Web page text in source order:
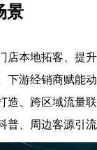
景
店本地拓客、提
下游经销商赋能
造、跨区域流量
普、周边客源引流